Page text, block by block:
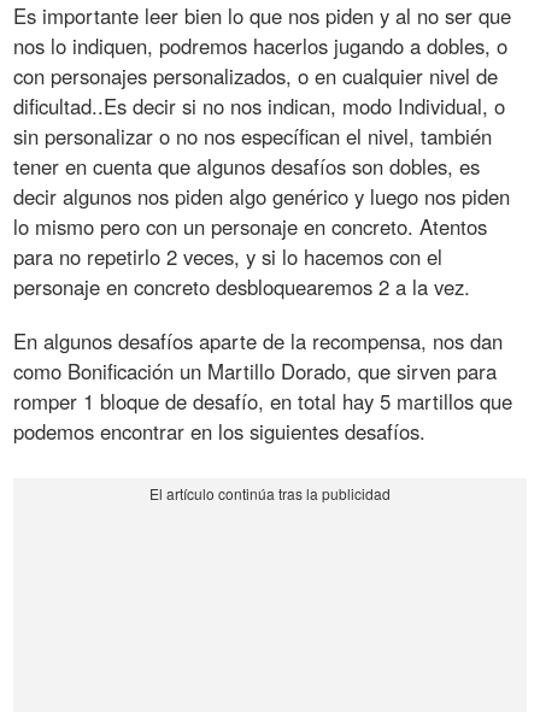
Es importante leer bien lo que nos piden y al no ser que
nos lo indiquen, podremos hacerlos jugando a dobles, o
con personajes personalizados, o en cualquier nivel de
dificultad..Es decir si no nos indican, modo Individual, o
sin personalizar o no nos específican el nivel, también
tener en cuenta que algunos desafíos son dobles, es
decir algunos nos piden algo genérico y luego nos piden
lo mismo pero con un personaje en concreto. Atentos
para no repetirlo 2 veces, y si lo hacemos con el
personaje en concreto desbloquearemos 2 a la vez.
En algunos desafíos aparte de la recompensa, nos dan
como Bonificación un Martillo Dorado, que sirven para
romper 1 bloque de desafío, en total hay 5 martillos que
podemos encontrar en los siguientes desafíos.